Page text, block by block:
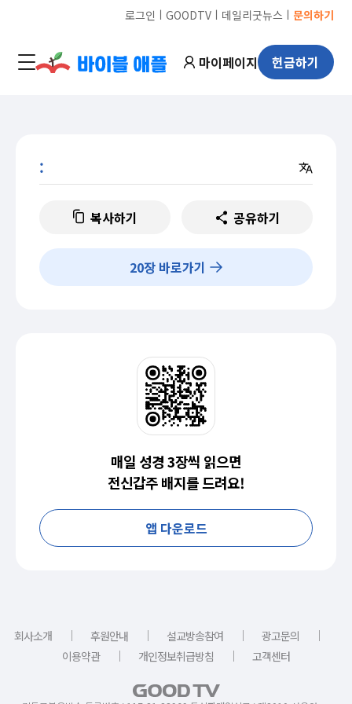
로그인 ㅣ GOODTVㅣ 데일리굿뉴스 ㅣ 문의하기
마이페이지 헌금하기
:
복사하기 공유하기
20장 바로가기
매일 성경 3장씩 읽으면
전신갑주 배지를 드려요!
앱 다운로드
회사소개 ｜ 후원안내 ｜ 설교방송참여 ｜ 광고문의
｜
이용약관
｜ 개인정보취급방침 ｜ 고객센터